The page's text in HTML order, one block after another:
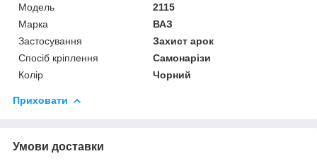
Мoдель
2115
Марка
ВАЗ
Застосування
Захист арок
Спосіб кріплення
Самонарізи
Колір
Чорний
Приховати
Умови доставки